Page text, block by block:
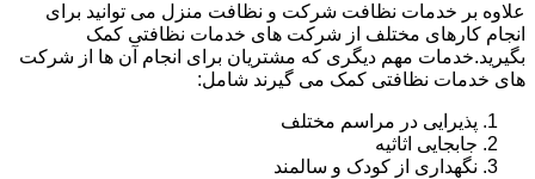
علاوه بر خدمات نظافت شرکت و نظافت منزل می توانید برای
انجام کارهای مختلف از شرکت های خدمات نظافتی کمک
بگیرید.خدمات مهم دیگری که مشتریان برای انجام آن ها از شرکت
های خدمات نظافتی کمک می گیرند شامل:
پذیرایی در مراسم مختلف
جابجایی اثاثیه
نگهداری از کودک و سالمند